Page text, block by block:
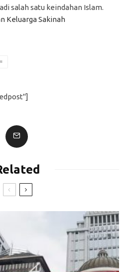
salah satu keindahan Islam.
Keluarga Sakinah